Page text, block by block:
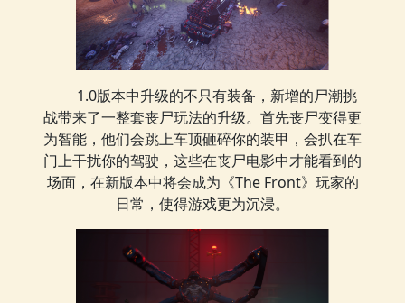
1.0版本中升级的不只有装备，新增的尸潮挑
战带来了一整套丧尸玩法的升级。首先丧尸变得更
为智能，他们会跳上车顶砸碎你的装甲，会扒在车
门上干扰你的驾驶，这些在丧尸电影中才能看到的
场面，在新版本中将会成为《The Front》玩家的
日常，使得游戏更为沉浸。